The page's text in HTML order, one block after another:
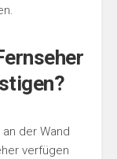
der Wand
verfügen